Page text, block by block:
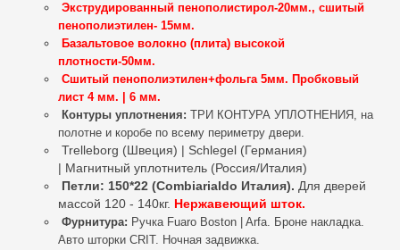
Экструдированный пенополистирол-20мм., сшитый
пенополиэтилен- 15мм.
Базальтовое волокно (плита) высокой
плотности-50мм.
Сшитый пенополиэтилен+фольга 5мм. Пробковый
лист 4 мм. | 6 мм.
Контуры уплотнения: ТРИ КОНТУРА УПЛОТНЕНИЯ, на
полотне и коробе по всему периметру двери.
Trelleborg (Швеция) | Schlegel (Германия)
| Магнитный уплотнитель (Россия/Италия)
Петли: 150*22 (Combiarialdo Италия). Для дверей
массой 120 - 140кг. Нержавеющий шток.
Фурнитура: Ручка Fuaro Boston | Arfa. Броне накладка.
Авто шторки CRIT. Ночная задвижка.